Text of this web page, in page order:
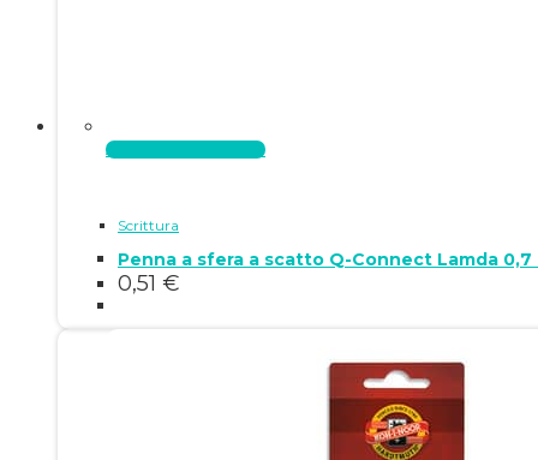
Aggiungi al carrello
Scrittura
Penna a sfera a scatto Q-Connect Lamda 0,7
0,51 €